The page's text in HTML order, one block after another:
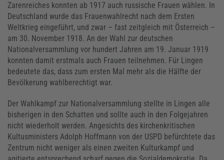
Zarenreiches konnten ab 1917 auch russische Frauen wählen. In
Deutschland wurde das Frauenwahlrecht nach dem Ersten
Weltkrieg eingeführt, und zwar – fast zeitgleich mit Österreich –
am 30. November 1918. An der Wahl zur deutschen
Nationalversammlung vor hundert Jahren am 19. Januar 1919
konnten damit erstmals auch Frauen teilnehmen. Für Lingen
bedeutete das, dass zum ersten Mal mehr als die Hälfte der
Bevölkerung wahlberechtigt war.
Der Wahlkampf zur Nationalversammlung stellte in Lingen alle
bisherigen in den Schatten und sollte auch in den Folgejahren
nicht wiederholt werden. Angesichts des kirchenkritischen
Kultusministers Adolph Hoffmann von der USPD befürchtete das
Zentrum nicht weniger als einen zweiten Kulturkampf und